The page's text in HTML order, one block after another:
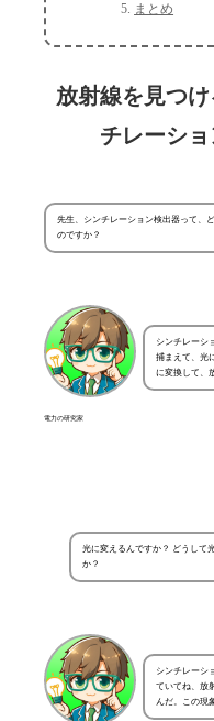
まとめ
放射線を見つ
チレーシ
先生、シンチレーション検出器って、
のですか？
電力の研究家
シンチレーシ
捕まえて、光
に変換して、
光に変えるんですか？ どうして
か？
シンチレーシ
ていてね、放
んだ。この現